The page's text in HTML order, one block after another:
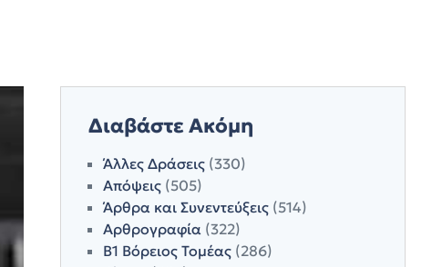
Διαβάστε Ακόμη
Άλλες Δράσεις(330)
Απόψεις(505)
Άρθρα και Συνεντεύξεις(514)
Αρθρογραφία(322)
Β1 Βόρειος Τομέας(286)